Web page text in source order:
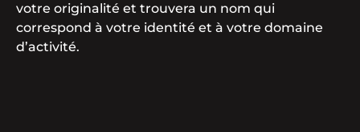
votre originalité et trouvera un nom qui
correspond à votre identité et à votre domaine
d’activité.